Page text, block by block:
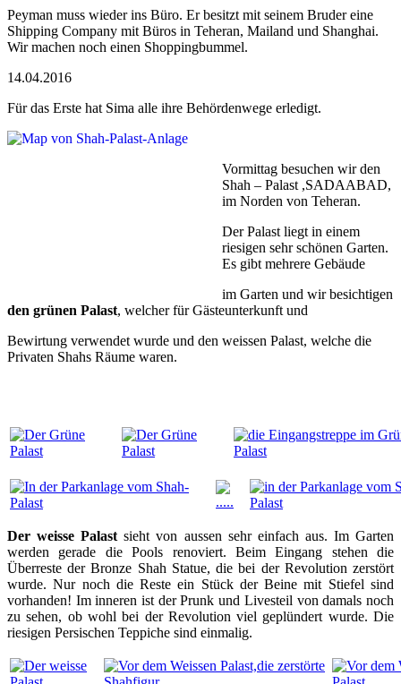
Peyman muss wieder ins Büro. Er besitzt mit seinem Bruder eine
Shipping Company mit Büros in Teheran, Mailand und Shanghai.
Wir machen noch einen Shoppingbummel.
14.04.2016
Für das Erste hat Sima alle ihre Behördenwege erledigt.
Vormittag besuchen wir den
Shah – Palast ,SADAABAD,
im Norden von Teheran.
Der Palast liegt in einem
riesigen sehr schönen Garten.
Es gibt mehrere Gebäude
im Garten und wir besichtigen
den grünen Palast, welcher für Gästeunterkunft und
Bewirtung verwendet wurde und den weissen Palast, welche die
Privaten Shahs Räume waren.
Der weisse Palastsieht von aussen sehr einfach aus. Im Garten
werden gerade die Pools renoviert. Beim Eingang stehen die
Überreste der Bronze Shah Statue, die bei der Revolution zerstört
wurde. Nur noch die Reste ein Stück der Beine mit Stiefel sind
vorhanden! Im inneren ist der Prunk und Livesteil von damals noch
zu sehen, ob wohl bei der Revolution viel geplündert wurde. Die
riesigen Persischen Teppiche sind einmalig.